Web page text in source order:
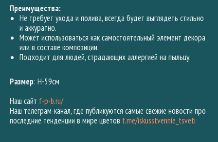
Преимущества:
Не требует ухода и полива, всегда будет выглядеть стильно
и аккуратно.
Может использоваться как самостоятельный элемент декора
или в составе композиции.
Подходит для людей, страдающих аллергией на пыльцу.
Размер: H-59см
Наш сайт f-p-b.ru/
Наш телеграм-канал, где публикуются самые свежие новости про
последние тенденции в мире цветов t.me/iskusstvennie_tsveti